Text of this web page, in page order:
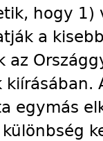
hogy 1)
a
az
egymás